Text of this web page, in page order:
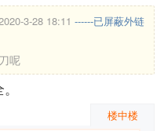
3-28 18:11 ------已屏蔽外链
呢
楼中楼